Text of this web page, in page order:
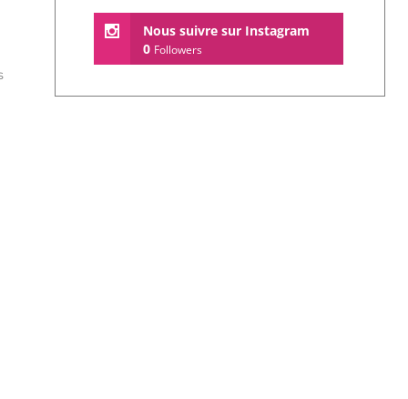
Nous suivre sur Instagram
0 Followers